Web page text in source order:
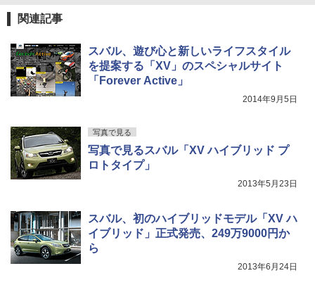
関連記事
スバル、遊び心と新しいライフスタイル
を提案する「XV」のスペシャルサイト
「Forever Active」
2014年9月5日
写真で見る
写真で見るスバル「XV ハイブリッド プ
ロトタイプ」
2013年5月23日
スバル、初のハイブリッドモデル「XV ハ
イブリッド」正式発売、249万9000円か
ら
2013年6月24日